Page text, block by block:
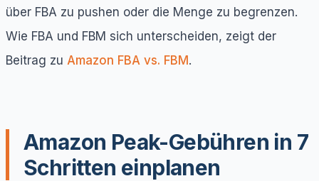
über FBA zu pushen oder die Menge zu begrenzen.
Wie FBA und FBM sich unterscheiden, zeigt der
Beitrag zu Amazon FBA vs. FBM.
Amazon Peak-Gebühren in 7
Schritten einplanen